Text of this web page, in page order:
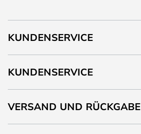
KUNDENSERVICE
KUNDENSERVICE
VERSAND UND RÜCKGABE